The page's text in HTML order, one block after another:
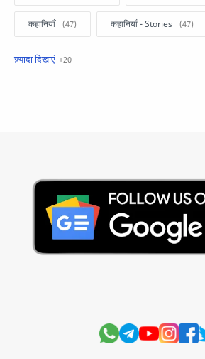
कहानियाँ कहानियाँ - Stories
खबरें फटाफट
Hindi Stories International
Jobs and Education Lifestyle
Monthly Current Affairs National